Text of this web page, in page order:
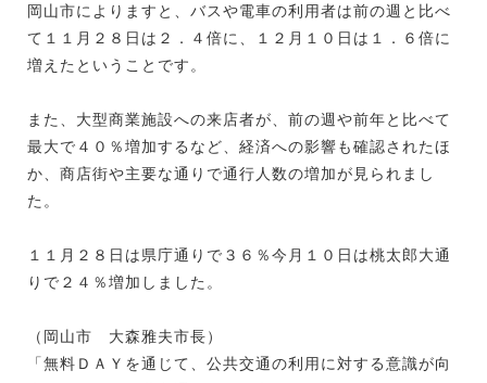
岡山市によりますと、バスや電車の利用者は前の週と比べ
て１１月２８日は２．４倍に、１２月１０日は１．６倍に
増えたということです。
また、大型商業施設への来店者が、前の週や前年と比べて
最大で４０％増加するなど、経済への影響も確認されたほ
か、商店街や主要な通りで通行人数の増加が見られまし
た。
１１月２８日は県庁通りで３６％今月１０日は桃太郎大通
りで２４％増加しました。
（岡山市 大森雅夫市長）
「無料ＤＡＹを通じて、公共交通の利用に対する意識が向